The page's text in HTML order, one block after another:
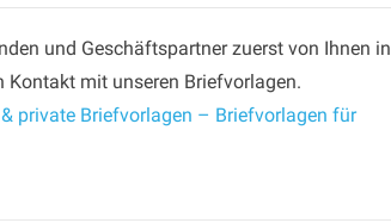
und Geschäftspartner zuerst von Ihnen in
Kontakt mit unseren Briefvorlagen.
private Briefvorlagen – Briefvorlagen für